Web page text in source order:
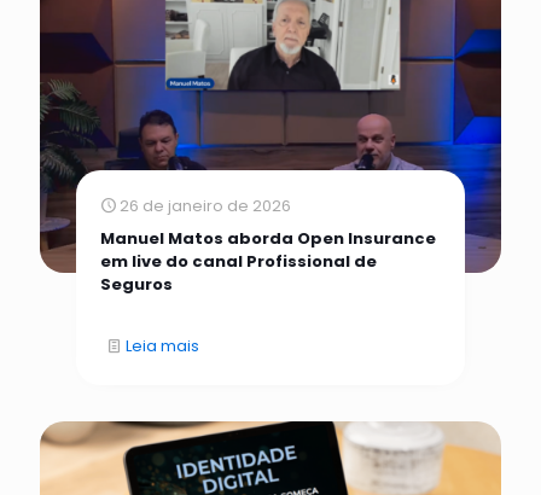
26 de janeiro de 2026
Manuel Matos aborda Open Insurance
em live do canal Profissional de
Seguros
Leia mais